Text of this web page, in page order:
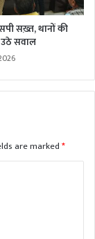
सख़्त, थानों की
उठे सवाल
are marked*